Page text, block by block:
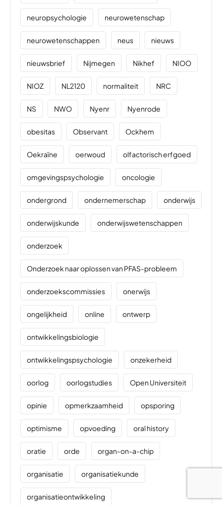
neuropsychologie neurowetenschap
neurowetenschappen neus nieuws
nieuwsbrief Nijmegen Nikhef NIOO
NIOZ NL2120 normaliteit NRC
NS NWO Nyenr Nyenrode
obesitas Observant Ockhem
Oekraïne oerwoud olfactorisch erfgoed
omgevingspsychologie oncologie
ondergrond ondernemerschap onderwijs
onderwijskunde onderwijswetenschappen
onderzoek
Onderzoek naar oplossen van PFAS-probleem
onderzoekscommissies onerwijs
ongelijkheid online ontwerp
ontwikkelingsbiologie
ontwikkelingspsychologie onzekerheid
oorlog oorlogstudies Open Universiteit
opinie opmerkzaamheid opsporing
optimisme opvoeding oral history
oratie orde organ-on-a-chip
organisatie organisatiekunde
organisatieontwikkeling